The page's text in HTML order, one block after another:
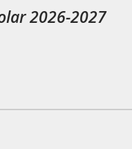
2026-2027